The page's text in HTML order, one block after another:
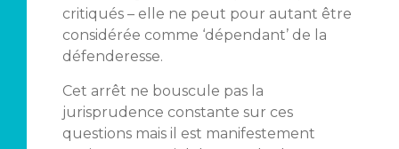
critiqués – elle ne peut pour autant être
considérée comme ‘dépendant’ de la
défenderesse.
Cet arrêt ne bouscule pas la
jurisprudence constante sur ces
questions mais il est manifestement